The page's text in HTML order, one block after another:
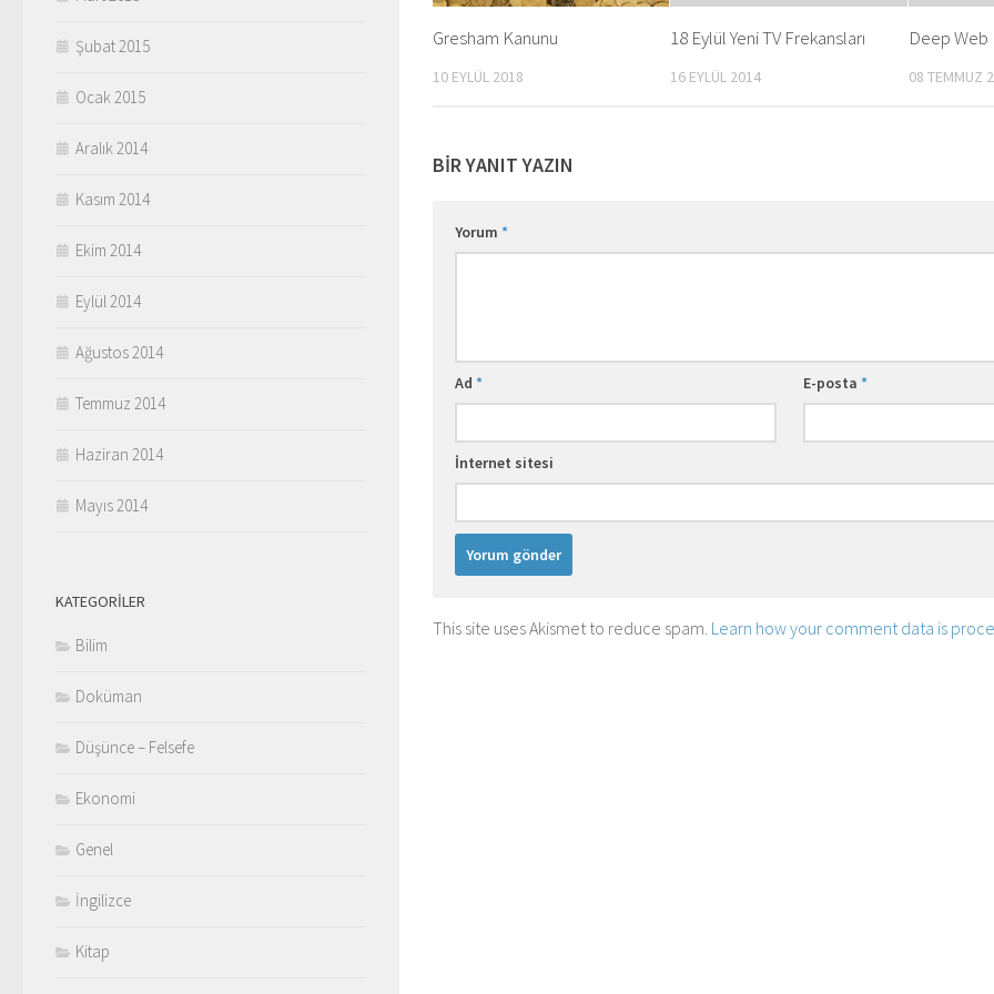
Gresham Kanunu
10 EYLÜL 2018
18 Eylül Yeni TV Frekansları
16 EYLÜL 2014
Deep Web
08 TEMMUZ
BIR YANIT YAZIN
Yorum *
Ad * E-posta*
İnternet sitesi
This site uses Akismet to reduce spam. Learn how your comment data is
Şubat 2015
Ocak 2015
Aralık 2014
Kasım 2014
Ekim 2014
Eylül 2014
Ağustos 2014
Temmuz 2014
Haziran 2014
Mayıs 2014
KATEGORILER
Bilim
Doküman
Düşünce – Felsefe
Ekonomi
Genel
İngilizce
Kitap